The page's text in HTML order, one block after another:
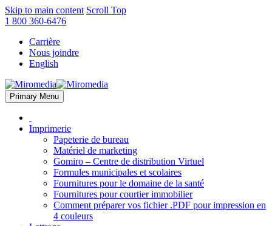
Skip to main content Scroll Top
1 800 360-6476
Carrière
Nous joindre
English
Primary Menu
Imprimerie
Papeterie de bureau
Matériel de marketing
Gomiro – Centre de distribution Virtuel
Formules municipales et scolaires
Fournitures pour le domaine de la santé
Fournitures pour courtier immobilier
Comment préparer vos fichier .PDF pour impression en
4 couleurs